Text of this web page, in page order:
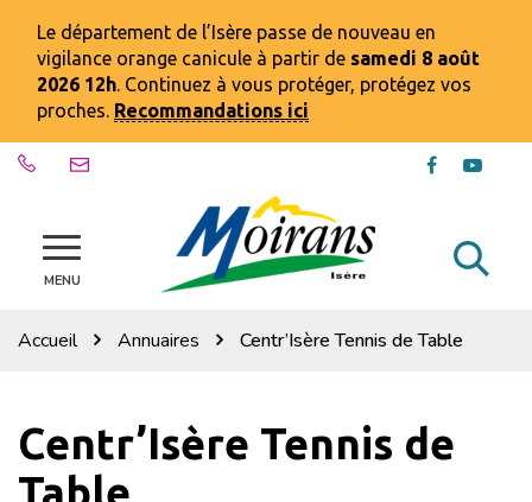
Le département de l’Isère passe de nouveau en
vigilance orange canicule à partir de samedi 8 août
2026 12h. Continuez à vous protéger, protégez vos
proches. Recommandations ici
Lien
compte
Facebook
MENU
officiel
la
Accueil Annuaires Centr’Isère Tennis de Table
Centr’Isère Tennis de
Table